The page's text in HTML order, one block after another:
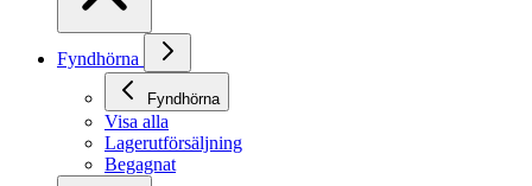
Fyndhörna
Fyndhörna
Visa alla
Lagerutförsäljning
Begagnat